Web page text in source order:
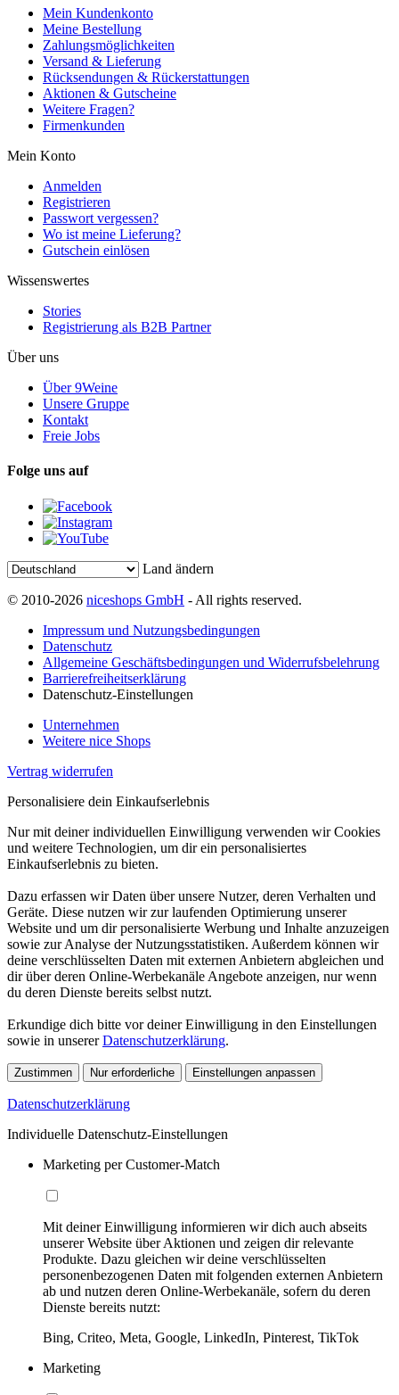
Mein Kundenkonto
Meine Bestellung
Zahlungsmöglichkeiten
Versand & Lieferung
Rücksendungen & Rückerstattungen
Aktionen & Gutscheine
Weitere Fragen?
Firmenkunden
Mein Konto
Anmelden
Registrieren
Passwort vergessen?
Wo ist meine Lieferung?
Gutschein einlösen
Wissenswertes
Stories
Registrierung als B2B Partner
Über uns
Über 9Weine
Unsere Gruppe
Kontakt
Freie Jobs
Folge uns auf
Land ändern
© 2010-2026 niceshops GmbH - All rights reserved.
Impressum und Nutzungsbedingungen
Datenschutz
Allgemeine Geschäftsbedingungen und Widerrufsbelehrung
Barrierefreiheitserklärung
Datenschutz-Einstellungen
Unternehmen
Weitere nice Shops
Vertrag widerrufen
Personalisiere dein Einkaufserlebnis
Nur mit deiner individuellen Einwilligung verwenden wir Cookies
und weitere Technologien, um dir ein personalisiertes
Einkaufserlebnis zu bieten.
Dazu erfassen wir Daten über unsere Nutzer, deren Verhalten und
Geräte. Diese nutzen wir zur laufenden Optimierung unserer
Website und um dir personalisierte Werbung und Inhalte anzuzeigen
sowie zur Analyse der Nutzungsstatistiken. Außerdem können wir
deine verschlüsselten Daten mit externen Anbietern abgleichen und
dir über deren Online-Werbekanäle Angebote anzeigen, nur wenn
du deren Dienste bereits selbst nutzt.
Erkundige dich bitte vor deiner Einwilligung in den Einstellungen
sowie in unsererDatenschutzerklärung.
Zustimmen Nur erforderliche Einstellungen anpassen
Datenschutzerklärung
Individuelle Datenschutz-Einstellungen
Marketing per Customer-Match
Mit deiner Einwilligung informieren wir dich auch abseits
unserer Website über Aktionen und zeigen dir relevante
Produkte. Dazu gleichen wir deine verschlüsselten
personenbezogenen Daten mit folgenden externen Anbietern
ab und nutzen deren Online-Werbekanäle, sofern du deren
Dienste bereits nutzt:
Bing, Criteo, Meta, Google, LinkedIn, Pinterest, TikTok
Marketing